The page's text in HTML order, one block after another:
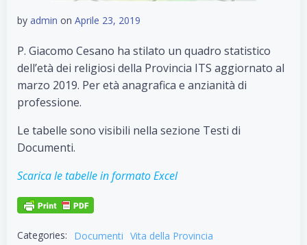
by admin on Aprile 23, 2019
P. Giacomo Cesano ha stilato un quadro statistico
dell’età dei religiosi della Provincia ITS aggiornato al
marzo 2019. Per età anagrafica e anzianità di
professione.
Le tabelle sono visibili nella sezione Testi di
Documenti.
Scarica le tabelle in formato Excel
Categories: Documenti Vita della Provincia